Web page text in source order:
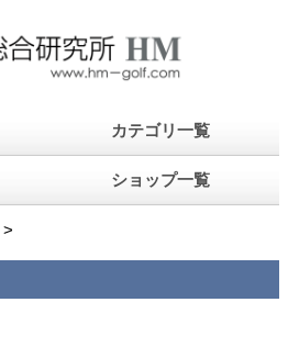
カテゴリ一覧
ショップ一覧
>